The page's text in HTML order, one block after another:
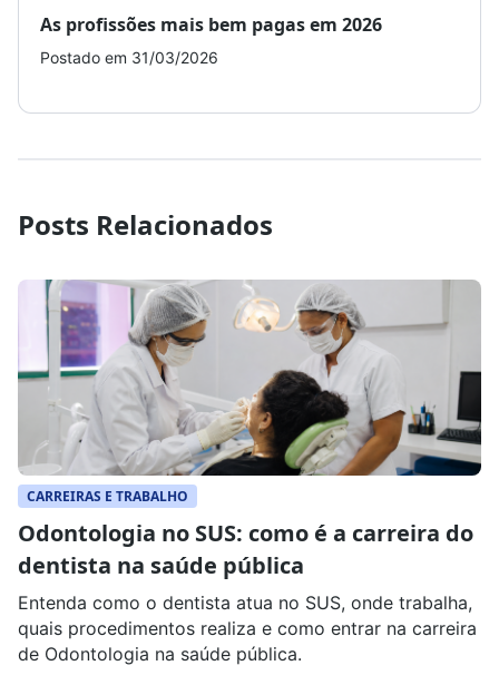
As profissões mais bem pagas em 2026
Postado em 31/03/2026
Posts Relacionados
CARREIRAS E TRABALHO
Odontologia no SUS: como é a carreira do
dentista na saúde pública
Entenda como o dentista atua no SUS, onde trabalha,
quais procedimentos realiza e como entrar na carreira
de Odontologia na saúde pública.